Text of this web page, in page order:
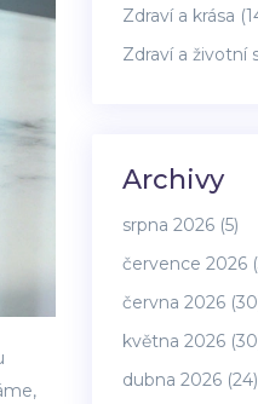
Zdraví a krása
Zdraví a životní
Archivy
srpna 2026 (5)
července 2026
června 2026
května 2026
dubna 2026 (24)